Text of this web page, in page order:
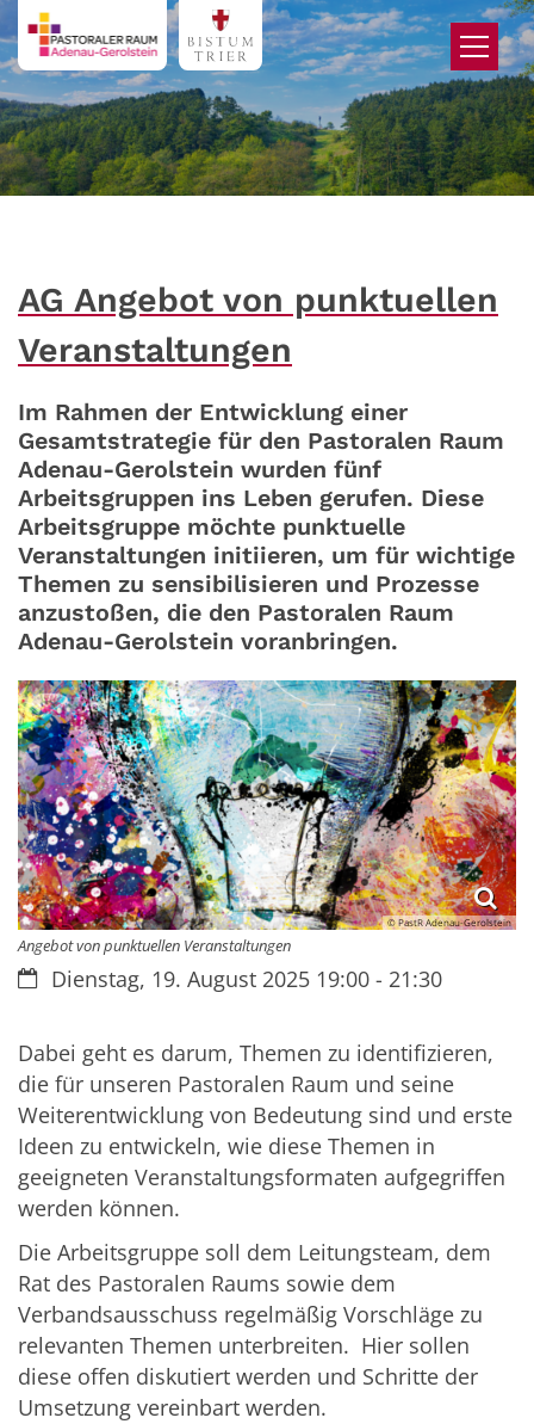
Zum Inhalt springen
AG Angebot von punktuellen
Veranstaltungen
Im Rahmen der Entwicklung einer
Gesamtstrategie für den Pastoralen Raum
Adenau-Gerolstein wurden fünf
Arbeitsgruppen ins Leben gerufen. Diese
Arbeitsgruppe möchte punktuelle
Veranstaltungen initiieren, um für wichtige
Themen zu sensibilisieren und Prozesse
anzustoßen, die den Pastoralen Raum
Adenau-Gerolstein voranbringen.
© PastR Adenau-Gerolstein
Angebot von punktuellen Veranstaltungen
Datum:Dienstag, 19. August 2025 19:00 - 21:30
Dabei geht es darum, Themen zu identifizieren,
die für unseren Pastoralen Raum und seine
Weiterentwicklung von Bedeutung sind und erste
Ideen zu entwickeln, wie diese Themen in
geeigneten Veranstaltungsformaten aufgegriffen
werden können.
Die Arbeitsgruppe soll dem Leitungsteam, dem
Rat des Pastoralen Raums sowie dem
Verbandsausschuss regelmäßig Vorschläge zu
relevanten Themen unterbreiten. Hier sollen
diese offen diskutiert werden und Schritte der
Umsetzung vereinbart werden.